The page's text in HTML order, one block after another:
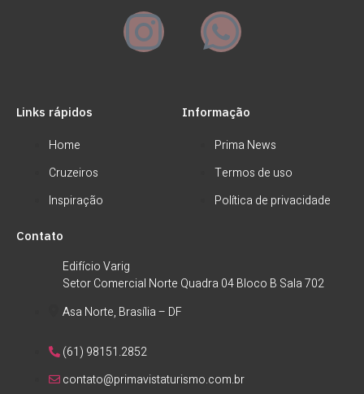
Links rápidos
Home
Cruzeiros
Inspiração
Informação
Prima News
Termos de uso
Política de privacidade
Contato
Edifício Varig
Setor Comercial Norte Quadra 04 Bloco B Sala 702
Asa Norte, Brasília – DF
(61) 98151.2852
contato@primavistaturismo.com.br